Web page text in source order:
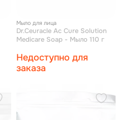
Мыло для лица
Dr.Ceuracle Ac Cure Solution
Medicare Soap - Мыло 110 г
Недоступно для
заказа